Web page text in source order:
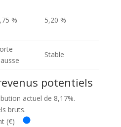
% 5,20 %
Stable
potentiels
actuel de 8,17%.
bruts.
(€)